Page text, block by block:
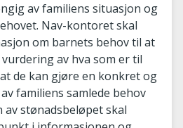
av familiens situasjon og
Nav-kontoret skal
om barnets behov til at
av hva som er til
de kan gjøre en konkret og
familiens samlede behov
stønadsbeløpet skal